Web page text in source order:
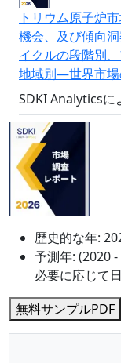
トリウム原子炉
機会、及び傾向
イクルの段階別
地域別―世界市
SDKI Analyticsに
歴史的な年:
予測年: (2020
必要に応じて
無料サンプルPDF